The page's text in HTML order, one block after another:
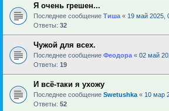
Я очень грешен...
Последнее сообщение Тиша « 19 май 2025,
Ответы: 32
Чужой для всех.
Последнее сообщение Феодора « 02 май
Ответы: 19
И всё-таки я ухожу
Последнее сообщение Swetushka « 10 мар
Ответы: 52